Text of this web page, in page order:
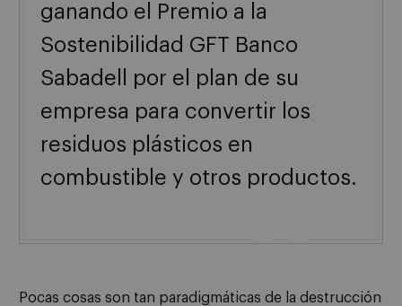
ganando el Premio a la
Sostenibilidad GFT Banco
Sabadell por el plan de su
empresa para convertir los
residuos plásticos en
combustible y otros productos.
Pocas cosas son tan paradigmáticas de la destrucción